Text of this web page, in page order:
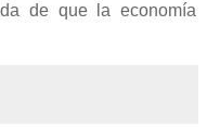
de que la economía